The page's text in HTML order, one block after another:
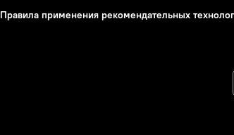
Правила применения рекомендательных